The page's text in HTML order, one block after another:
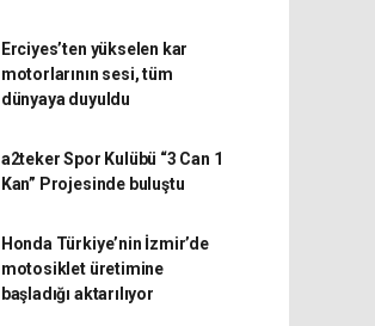
Erciyes’ten yükselen kar
motorlarının sesi, tüm
dünyaya duyuldu
a2teker Spor Kulübü “3 Can 1
Kan” Projesinde buluştu
Honda Türkiye’nin İzmir’de
motosiklet üretimine
başladığı aktarılıyor